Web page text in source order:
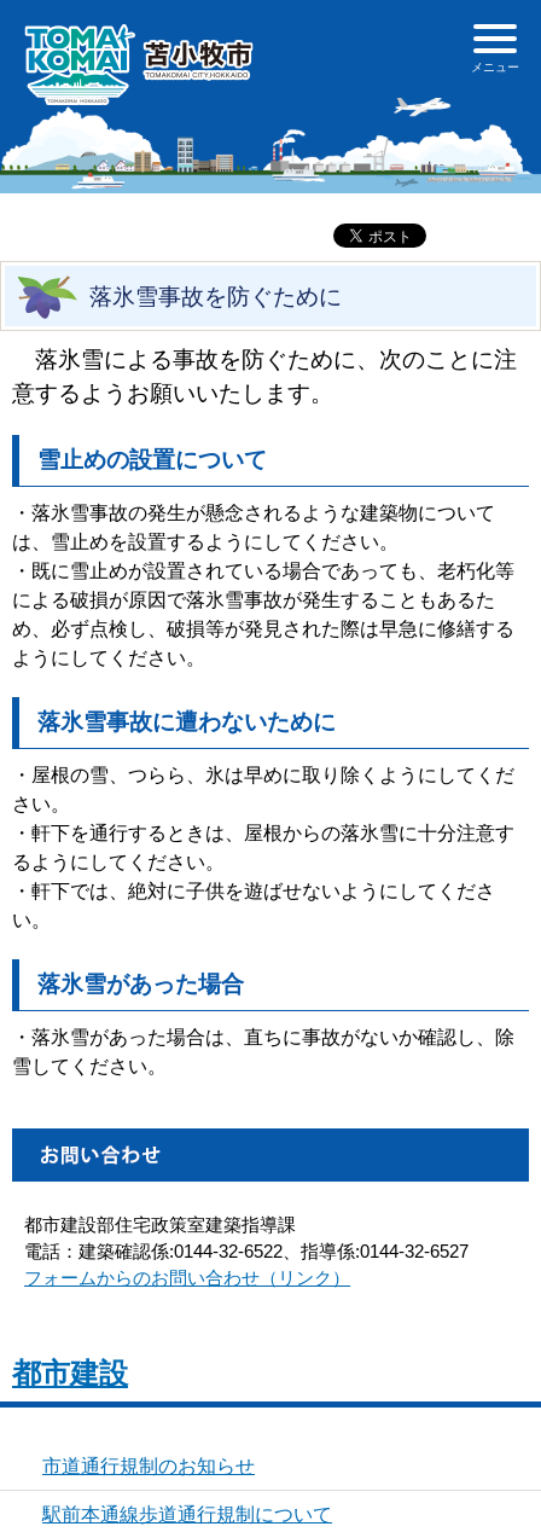
落氷雪事故を防ぐために
落氷雪による事故を防ぐために、次のことに注
意するようお願いいたします。
雪止めの設置について
・落氷雪事故の発生が懸念されるような建築物について
は、雪止めを設置するようにしてください。
・既に雪止めが設置されている場合であっても、老朽化等
による破損が原因で落氷雪事故が発生することもあるた
め、必ず点検し、破損等が発見された際は早急に修繕する
ようにしてください。
落氷雪事故に遭わないために
・屋根の雪、つらら、氷は早めに取り除くようにしてくだ
さい。
・軒下を通行するときは、屋根からの落氷雪に十分注意す
るようにしてください。
・軒下では、絶対に子供を遊ばせないようにしてくださ
い。
落氷雪があった場合
・落氷雪があった場合は、直ちに事故がないか確認し、除
雪してください。
都市建設部住宅政策室建築指導課
電話：建築確認係:0144-32-6522、指導係:0144-32-6527
フォームからのお問い合わせ（リンク）
都市建設
市道通行規制のお知らせ
駅前本通線歩道通行規制について